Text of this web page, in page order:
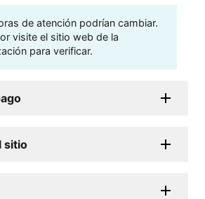
de atención podrían cambiar.
visite el sitio web de la
para verificar.
sitio